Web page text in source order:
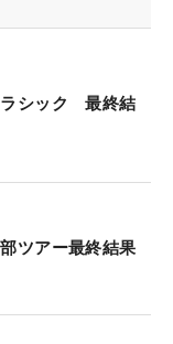
ラシック 最終結
ツアー最終結果